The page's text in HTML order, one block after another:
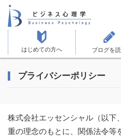
はじめての方へ ブログを
プライバシーポリシー
株式会社エッセンシャル （以
重の理念のもとに、関係法令等